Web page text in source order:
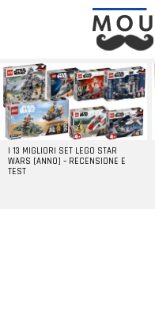
LATEST
STORIES
I 13 MIGLIORI SET LEGO STAR
WARS [ANNO] – RECENSIONE E
TEST